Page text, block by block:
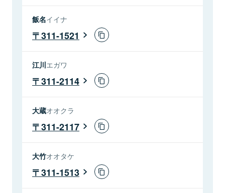
飯名イイナ
311-1521
江川エガワ
311-2114
大蔵オオクラ
311-2117
大竹オオタケ
311-1513